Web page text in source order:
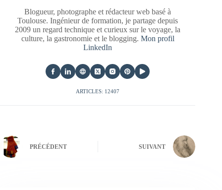
Blogueur, photographe et rédacteur web basé à
Toulouse. Ingénieur de formation, je partage depuis
2009 un regard technique et curieux sur le voyage, la
culture, la gastronomie et le blogging. Mon profil
LinkedIn
ARTICLES: 12407
PRÉCÉDENT SUIVANT